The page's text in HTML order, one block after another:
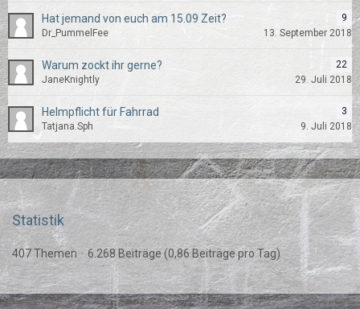
Hat jemand von euch am 15.09 Zeit?
9
Dr_PummelFee
13. September 2018
Warum zockt ihr gerne?
22
JaneKnightly
29. Juli 2018
Helmpflicht für Fahrrad
3
Tatjana.Sph
9. Juli 2018
Statistik
407 Themen 6.268 Beiträge (0,86 Beiträge pro Tag)